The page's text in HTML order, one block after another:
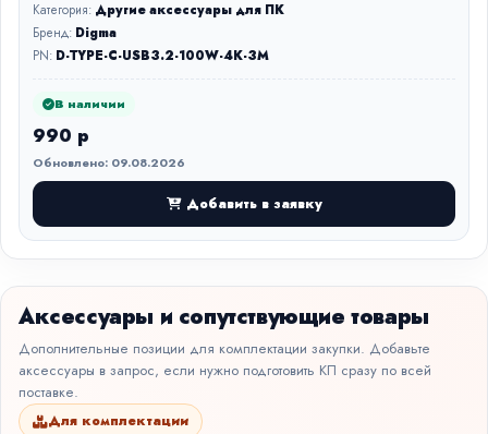
Категория: Другие аксессуары для ПК
Бренд: Digma
PN: D-TYPE-C-USB3.2-100W-4K-3M
В наличии
990 р
Обновлено: 09.08.2026
Добавить в заявку
Аксессуары и сопутствующие товары
Дополнительные позиции для комплектации закупки. Добавьте
аксессуары в запрос, если нужно подготовить КП сразу по всей
поставке.
Для комплектации